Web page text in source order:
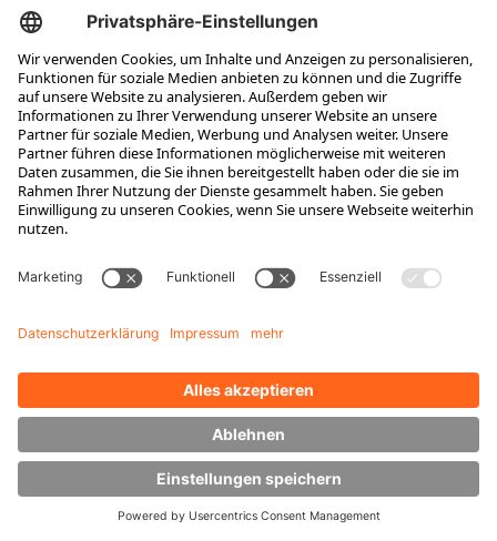
Wo kann man einen gebrauchten Vierwegestapler
kaufen?
HUBTEX produziert Vierwegestapler seit 2001.
Dementsprechend sind mittlerweile auch eine Vielzahl von
interessantenGebrauchtgerätenverfügbar. Vor dem Verkauf
werden diese durch erfahrende Techniker im Herstellerwerk
bei HUBTEX erneuert und in einen sehr guten Zustand
versetzt.
Ersatzteilen bleibt Ihr Fahrzeug ein Original HUBTEX. Unsere
Entwicklung Ihrer Instandhaltungskosten. Individuell
zugeschnittene Instandhaltungskonzepte bieten Ihnen eine
klar kalkulierbare Kostenstruktur. Auf Wunsch analysieren wir
Ihre bisherigen Instandhaltungskosten und zeigen Ihnen
Einsparpotentiale auf. Dadurch kann auch die Investition in ein
Gebrauchtgerät eine langfristige Investition werden.